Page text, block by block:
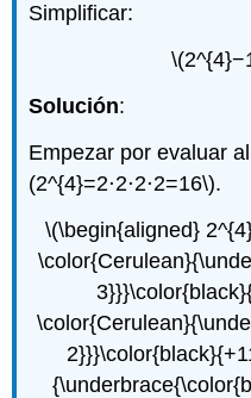
Simplificar:
Solución:
Empezar por evaluar
(2^{4}=2⋅2⋅2⋅2=16\).
\(\begin{aligned}